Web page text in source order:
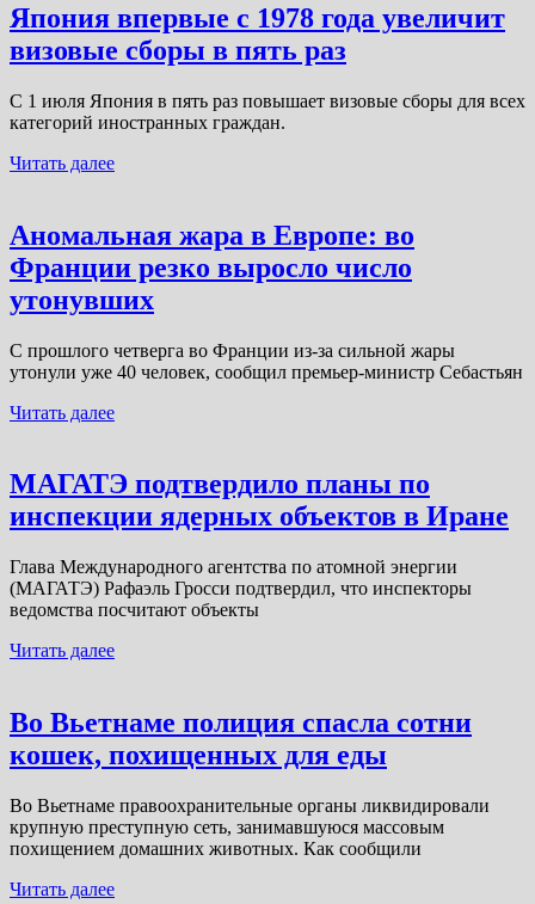
Япония впервые с 1978 года увеличит
визовые сборы в пять раз
С 1 июля Япония в пять раз повышает визовые сборы для всех
категорий иностранных граждан.
Читать далее
Аномальная жара в Европе: во
Франции резко выросло число
утонувших
С прошлого четверга во Франции из-за сильной жары
утонули уже 40 человек, сообщил премьер-министр Себастьян
Читать далее
МАГАТЭ подтвердило планы по
инспекции ядерных объектов в Иране
Глава Международного агентства по атомной энергии
(МАГАТЭ) Рафаэль Гросси подтвердил, что инспекторы
ведомства посчитают объекты
Читать далее
Во Вьетнаме полиция спасла сотни
кошек, похищенных для еды
Во Вьетнаме правоохранительные органы ликвидировали
крупную преступную сеть, занимавшуюся массовым
похищением домашних животных. Как сообщили
Читать далее